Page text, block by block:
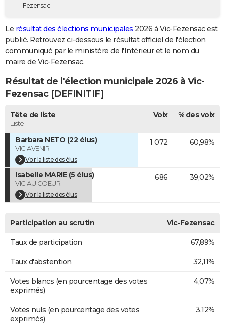
Destinations
City break
Voyage nature
Voyage de noces
Forum
GUIDES D'ACHAT
BONS PLANS
Carte de Noël
Carte Bonne année
Carte Saint-Valentin
Carte Pâques
Carte d'anniversaire
DICTIONNAIRE
Dictionnaire
Biographies
Citations
Expressions
Proverbes
PROGRAMME TV
COPAINS D'AVANT
S'inscrire
Se connecter
Lycées
Collèges
Primaires
Universités
Entreprises
Service militaire
Avis de recherche
AVIS DE DÉCÈS
FORUM
Bricolage
Lifestyle
Culture
Sport
Auto
Television
Voyage
Cinema
Fezensac
Le résultat des élections municipales 2026 à Vic-Fezensac est
publié. Retrouvez ci-dessous le résultat officiel de l'élection
communiqué par le ministère de l'Intérieur et le nom du
maire de Vic-Fezensac.
Résultat de l'élection municipale 2026 à Vic-
Fezensac [DEFINITIF]
Tête de liste
Liste
Voix % des voix
Barbara NETO (22 élus)
VIC AVENIR
Voir la liste des élus
1 072 60,98%
Isabelle MARIE (5 élus)
VIC AU COEUR
Voir la liste des élus
686 39,02%
Participation au scrutin Vic-Fezensac
Taux de participation 67,89%
Taux d'abstention 32,11%
Votes blancs (en pourcentage des votes
exprimés)
4,07%
Votes nuls (en pourcentage des votes
exprimés)
3,12%